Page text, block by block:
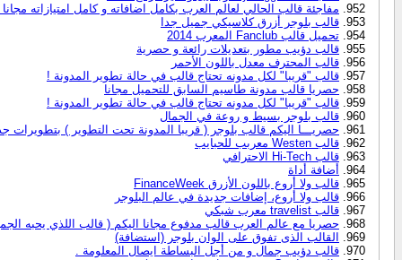
مفاجئة قالب الحالي لعالم العرب بكامل اضافاته و كامل امتيازاته
قالب بلوجر أزرق كلاسيكي جميل جدا
تحميل قالب Fanclub المعرب 2014
قالب دؤيب مطور بتعديلات رائعة و حصرية
قالب المحترف معدل باللون الأحمر
قالب "قريبا" لكل مدونه تحتاج قالب في حالة تطوير المدونة !
حصريا قالب مدونة طاسيم السابق للتحميل مجانا
قالب "قريبا" لكل مدونه تحتاج قالب في حالة تطوير المدونة !
قالب بلوجر بسيط و روعة في الجمال
حصريـــا اليكم قالب بلوجر ( قريبا المدونة تحت التطوير ) بتطويرات
قالب Westen معربب للحبايب
قالب Hi-Tech الاحترافي
أضافة أداة
قالب ولا أروع باللون الأزرق FinanceWeek
قالب ولا أروع، إضافات جديدة في عالم البلوجر
قالب travelist معرب شبكي
حصريا مع عالم العرب قالب مدفوع مجانا اليكم ( قالب اللذي يحبه
القالب الذى تفوق على الوان بلوجر (استضافة)
قالب دؤيب جمال و من أجل البساطة ايصال المعلومة .